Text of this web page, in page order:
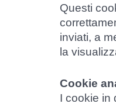
Questi
inviati, a
la
Cookie
I cookie in